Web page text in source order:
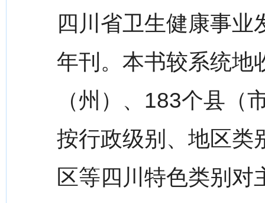
四川省卫生健康事
年刊。本书较系统地
（州）、183个县（
按行政级别、地区类
区等四川特色类别